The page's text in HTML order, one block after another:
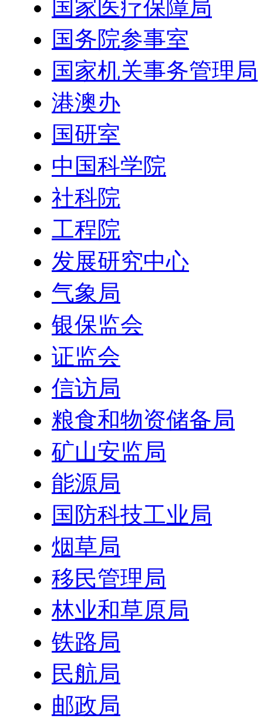
国家医疗保障局
国务院参事室
国家机关事务管理局
港澳办
国研室
中国科学院
社科院
工程院
发展研究中心
气象局
银保监会
证监会
信访局
粮食和物资储备局
矿山安监局
能源局
国防科技工业局
烟草局
移民管理局
林业和草原局
铁路局
民航局
邮政局